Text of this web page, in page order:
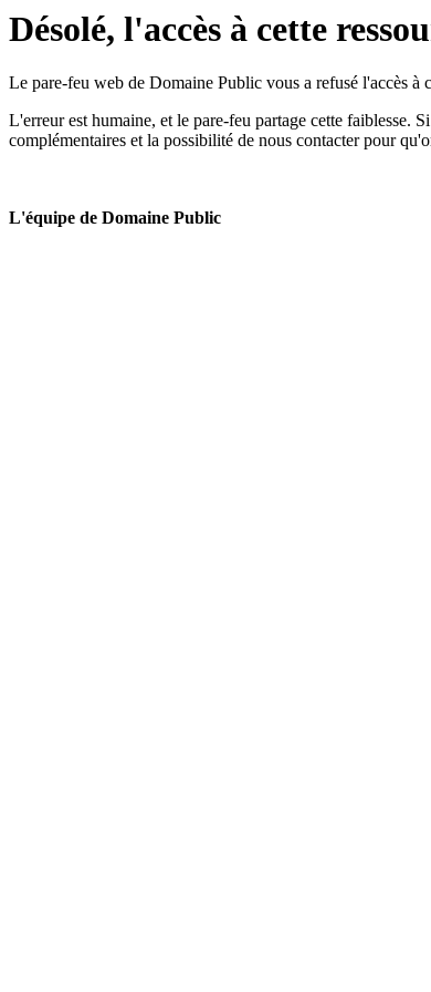
Désolé, l'accès à cette
Le pare-feu web de Domaine Public vous a refusé l'accès à
L'erreur est humaine, et le pare-feu partage cette faiblesse.
complémentaires et la possibilité de nous contacter pour
L'équipe de Domaine Public